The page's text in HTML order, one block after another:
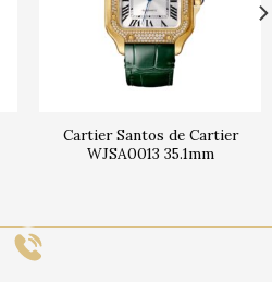
Cartier Santos de Cartier
WJSA0013 35.1mm